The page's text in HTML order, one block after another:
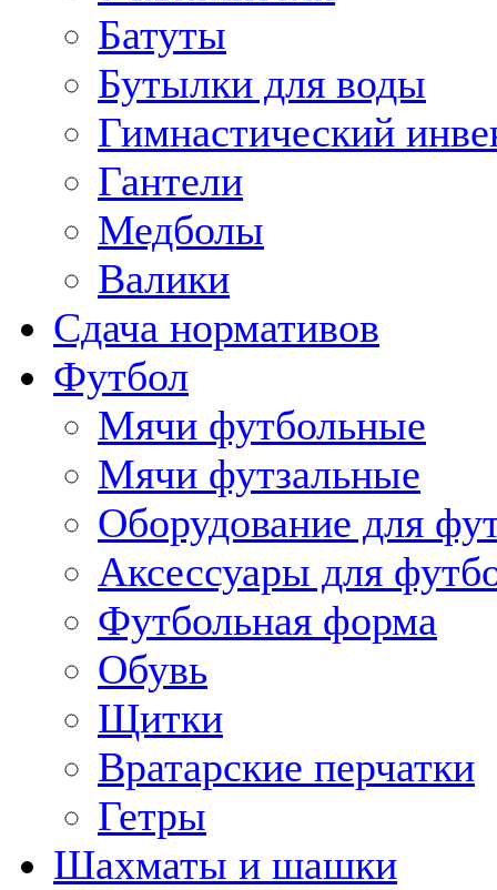
Батуты
Бутылки для воды
Гимнастический
Гантели
Медболы
Валики
Сдача нормативов
Футбол
Мячи футбольные
Мячи футзальные
Оборудование для
Аксессуары для
Футбольная форма
Обувь
Щитки
Вратарские перчатки
Гетры
Шахматы и шашки